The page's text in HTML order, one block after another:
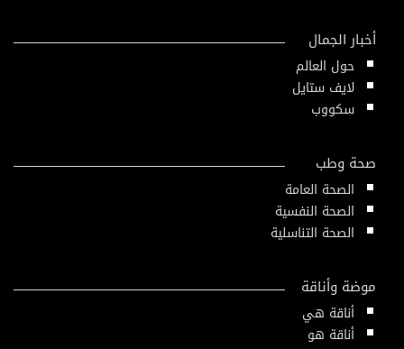
أخبار الجمال
حول العالم
لايف ستايل
سكووب
صحة وطب
الصحة العامة
الصحة النفسية
الصحة التناسلية
موضة وأناقة
أناقة هي
أناقة هو